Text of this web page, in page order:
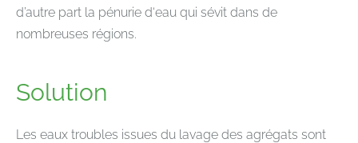
d’autre part la pénurie d‘eau qui sévit dans de
nombreuses régions.
Solution
Les eaux troubles issues du lavage des agrégats sont